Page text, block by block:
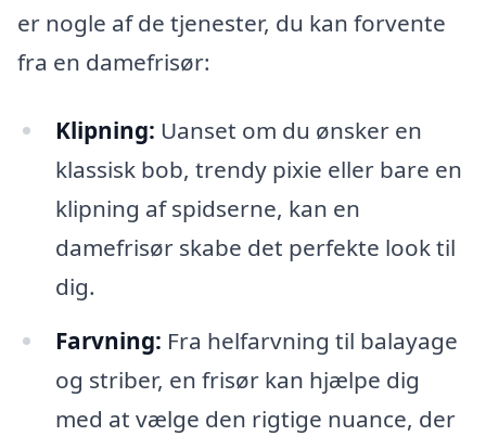
er nogle af de tjenester, du kan forvente
fra en damefrisør:
Klipning: Uanset om du ønsker en
klassisk bob, trendy pixie eller bare en
klipning af spidserne, kan en
damefrisør skabe det perfekte look til
dig.
Farvning: Fra helfarvning til balayage
og striber, en frisør kan hjælpe dig
med at vælge den rigtige nuance, der